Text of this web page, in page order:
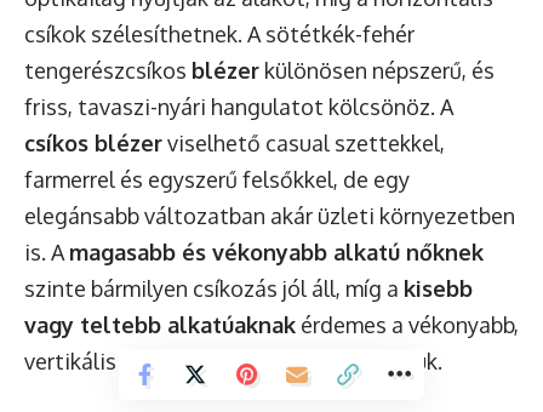
csíkok szélesíthetnek. A sötétkék-fehér
tengerészcsíkos blézer különösen népszerű, és
friss, tavaszi-nyári hangulatot kölcsönöz. A
csíkos blézerviselhető casual szettekkel,
farmerrel és egyszerű felsőkkel, de egy
elegánsabb változatban akár üzleti környezetben
is. A magasabb és vékonyabb alkatú nőknek
szinte bármilyen csíkozás jól áll, míg a kisebb
vagy teltebb alkatúaknak érdemes a vékonyabb,
vertikális csíkokat előnyben részesíteniük.